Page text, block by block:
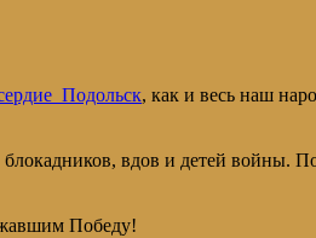
, как и весь наш
вдов и детей войны.
Победу!